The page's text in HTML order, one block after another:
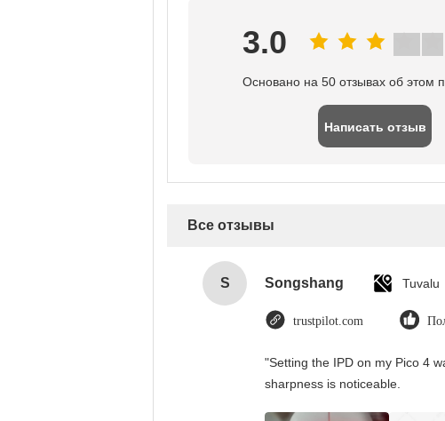
3.0
Основано на 50 отзывах об этом
Написать отзыв
Все отзывы
S Songshang Tuvalu
trustpilot.com
"Setting the IPD on my Pico 4
sharpness is noticeable.